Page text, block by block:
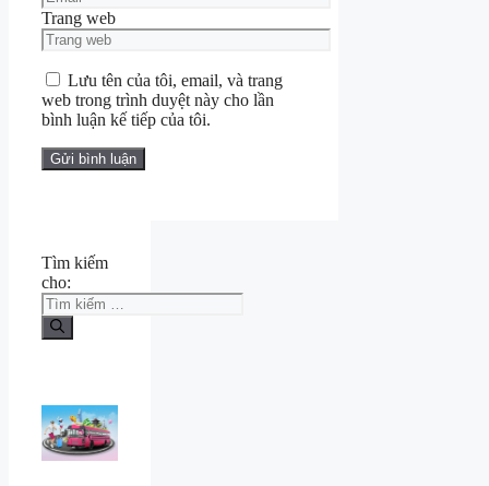
Trang web
Lưu tên của tôi, email, và trang
web trong trình duyệt này cho lần
bình luận kế tiếp của tôi.
Tìm kiếm
cho: